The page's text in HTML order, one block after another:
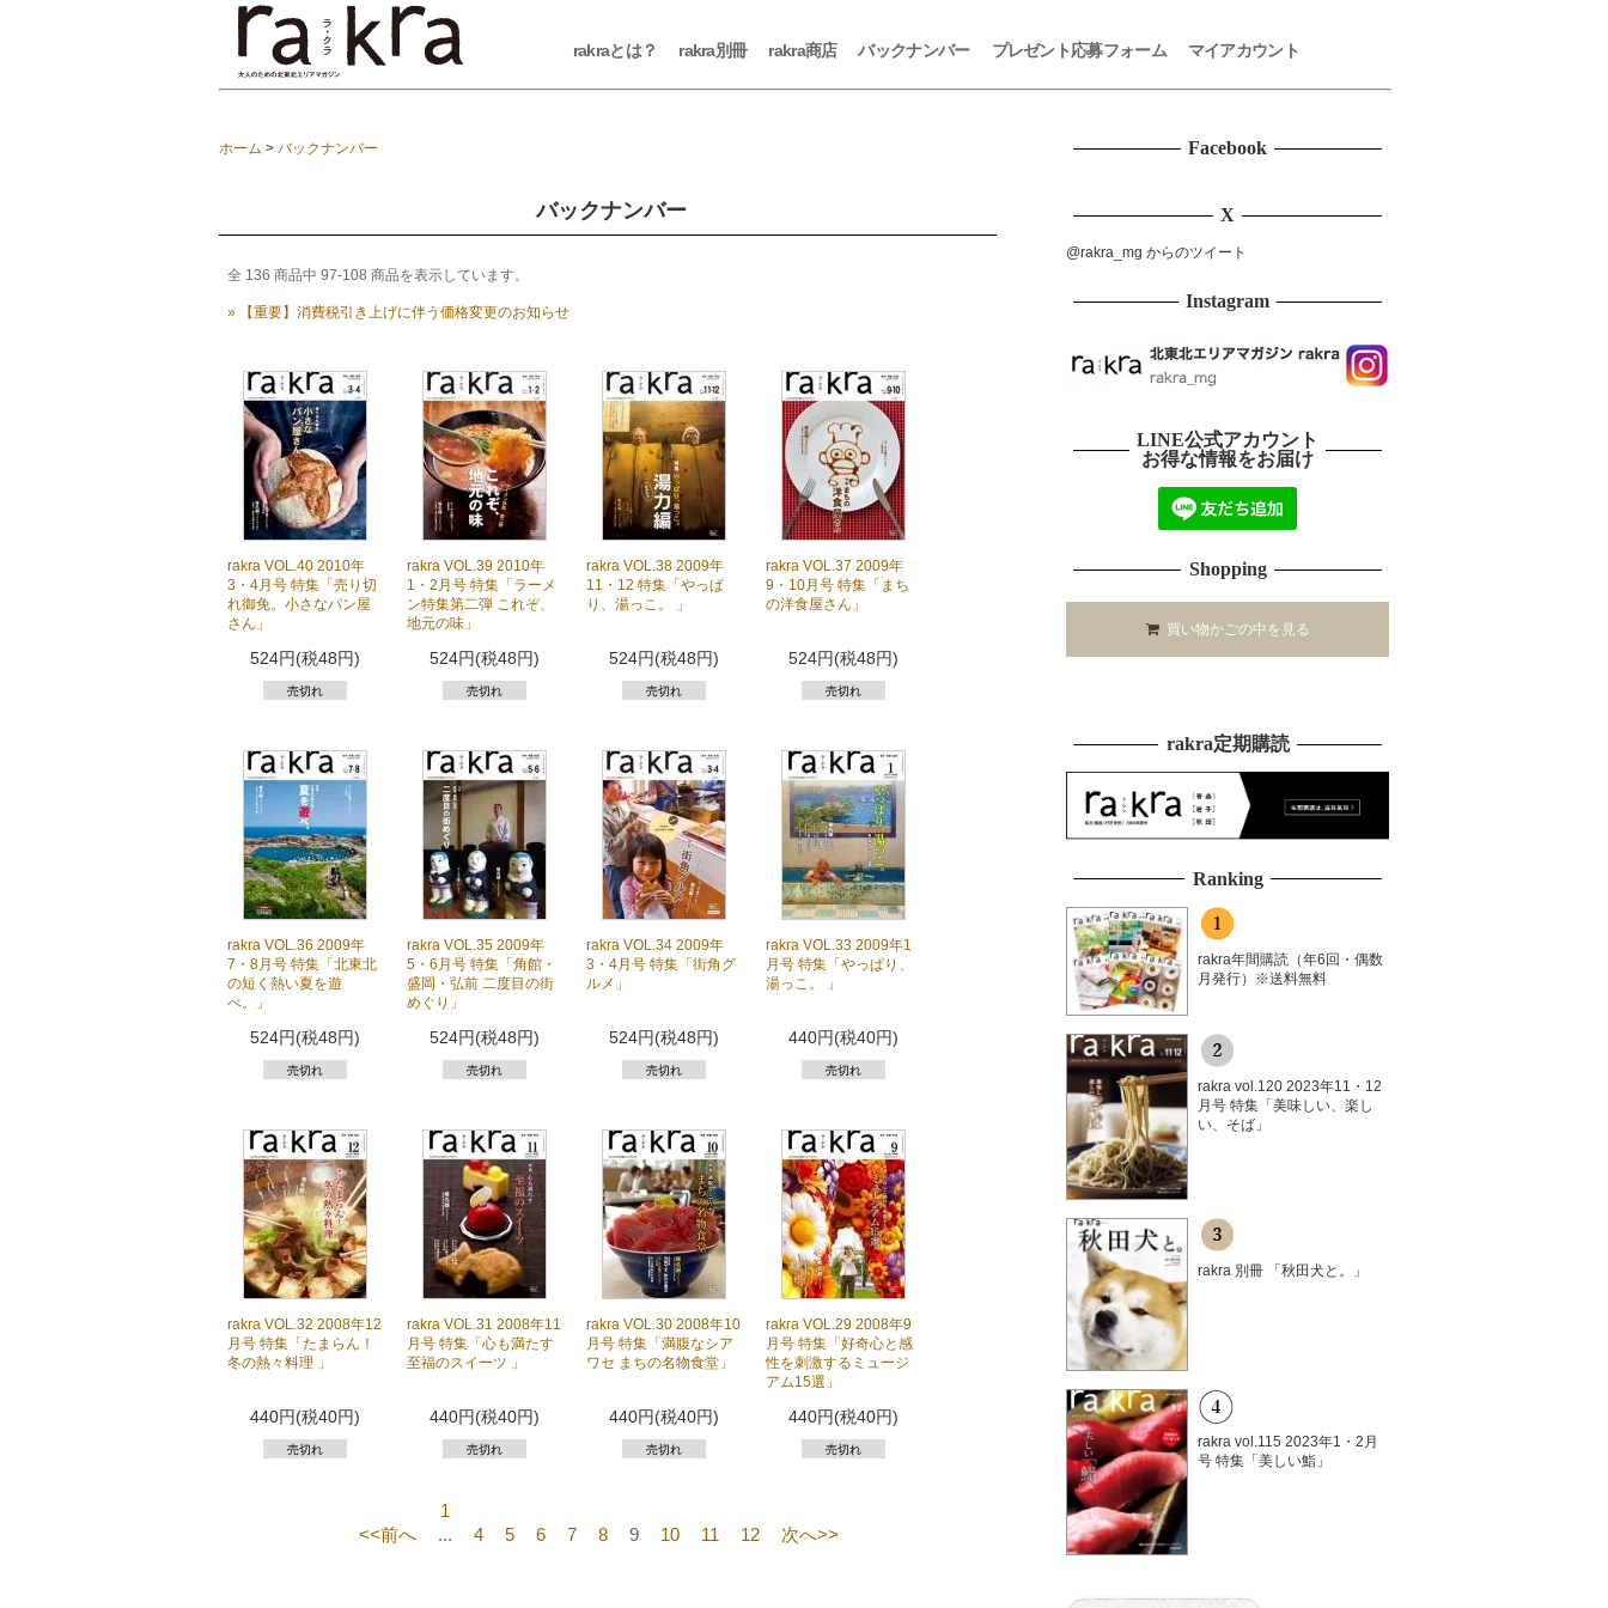
rakraとは？ rakra別冊 rakra商店 バックナンバー プレゼント応募フォーム マイアカウント
ホーム > バックナンバー
バックナンバー
全 136 商品中 97-108 商品を表示しています。
» 【重要】消費税引き上げに伴う価格変更のお知らせ
rakra VOL.40 2010年
3・4月号 特集「売り切
れ御免。小さなパン屋
さん」
524円(税48円)
売切れ
rakra VOL.39 2010年
1・2月号 特集「ラーメ
ン特集第二弾 これぞ、
地元の味」
524円(税48円)
売切れ
rakra VOL.38 2009年
11・12 特集「やっぱ
り、湯っこ。 」
524円(税48円)
売切れ
rakra VOL.37 2009年
9・10月号 特集「まち
の洋食屋さん」
524円(税48円)
売切れ
rakra VOL.36 2009年
7・8月号 特集「北東北
の短く熱い夏を遊
べ。」
524円(税48円)
売切れ
rakra VOL.35 2009年
5・6月号 特集「角館・
盛岡・弘前 二度目の街
めぐり」
524円(税48円)
売切れ
rakra VOL.34 2009年
3・4月号 特集「街角グ
ルメ」
524円(税48円)
売切れ
rakra VOL.33 2009年1
月号 特集「やっぱり、
湯っこ。 」
440円(税40円)
売切れ
rakra VOL.32 2008年12
月号 特集「たまらん！
冬の熱々料理 」
440円(税40円)
売切れ
rakra VOL.31 2008年11
月号 特集「心も満たす
至福のスイーツ 」
440円(税40円)
売切れ
rakra VOL.30 2008年10
月号 特集「満腹なシア
ワセ まちの名物食堂」
440円(税40円)
売切れ
rakra VOL.29 2008年9
月号 特集「好奇心と感
性を刺激するミュージ
アム15選」
440円(税40円)
売切れ
<<前へ
1
...
4 5 6 7 8 9 10 11 12 次へ>>
Facebook
X
@rakra_mg からのツイート
Instagram
LINE公式アカウント
お得な情報をお届け
Shopping
買い物かごの中を見る
rakra定期購読
Ranking
rakra年間購読（年6回・偶数
月発行）※送料無料
rakra vol.120 2023年11・12
月号 特集「美味しい、楽し
い、そば」
rakra 別冊 「秋田犬と。」
rakra vol.115 2023年1・2月
号 特集「美しい鮨」